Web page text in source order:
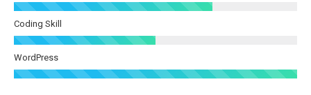
Coding Skill
WordPress